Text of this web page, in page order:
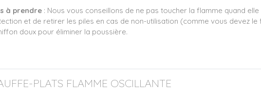
à prendre : Nous vous conseillons de ne pas toucher la flamme quand
et de retirer les piles en cas de non-utilisation (comme vous devez
doux pour éliminer la poussière.
PLATS FLAMME OSCILLANTE